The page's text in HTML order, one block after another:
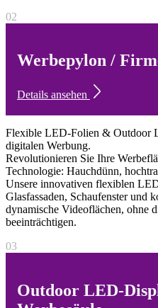
02
Werbepylon /
Details ansehen
Flexible LED-Folien & Outdoor
digitalen Werbung.
Revolutionieren Sie Ihre
Technologie: Hauchdünn,
Unsere innovativen flexiblen
Glasfassaden, Schaufenster und
dynamische Videoflächen, ohne
beeinträchtigen.
03
Outdoor LED-